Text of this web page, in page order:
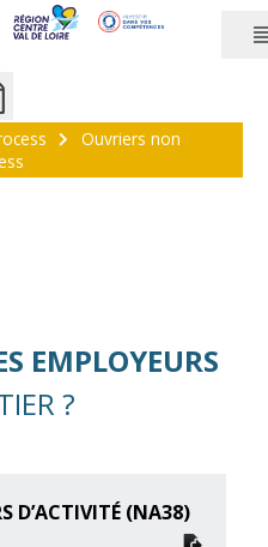
Ouvriers non
EMPLOYEURS
?
D’ACTIVITÉ (NA38)